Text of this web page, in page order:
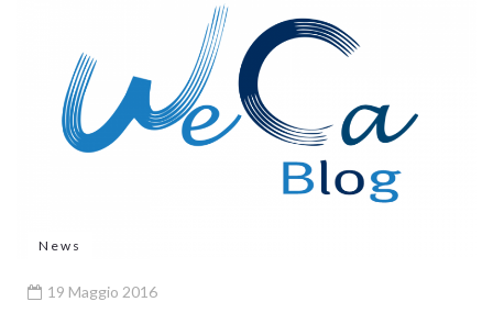
News
19 Maggio 2016